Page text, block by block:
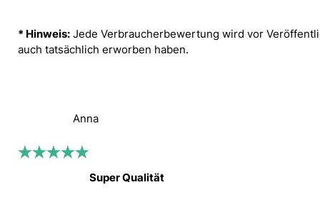
* Hinweis: Jede Verbraucherbewertung wird vor
auch tatsächlich erworben haben.
Anna
Super Qualität